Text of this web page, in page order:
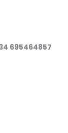
695464857